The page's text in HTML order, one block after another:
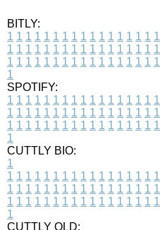
BITLY:
1 1 1 1 1 1 1 1 1 1 1 1 1 1 1 1 1
1 1 1 1 1 1 1 1 1 1 1 1 1 1 1 1 1
1 1 1 1 1 1 1 1 1 1 1 1 1 1 1 1 1
1
SPOTIFY:
1 1 1 1 1 1 1 1 1 1 1 1 1 1 1 1 1
1 1 1 1 1 1 1 1 1 1 1 1 1 1 1 1 1
1 1 1 1 1 1 1 1 1 1 1 1 1 1 1 1 1
1
CUTTLY BIO:
1
1 1 1 1 1 1 1 1 1 1 1 1 1 1 1 1 1
1 1 1 1 1 1 1 1 1 1 1 1 1 1 1 1 1
1 1 1 1 1 1 1 1 1 1 1 1 1 1 1 1 1
1
CUTTLY OLD: